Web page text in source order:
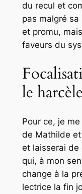
du recul et
pas malgré sa
et promu, mais
faveurs du
le
Pour ce, je
de Mathilde
et laisserai de
qui, à mon
change à la
lectrice la fin